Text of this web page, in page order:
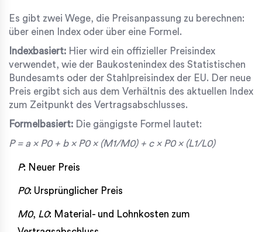
Es gibt zwei Wege, die Preisanpassung zu berechnen:
über einen Index oder über eine Formel.
Indexbasiert: Hier wird ein offizieller Preisindex
verwendet, wie der Baukostenindex des Statistischen
Bundesamts oder der Stahlpreisindex der EU. Der neue
Preis ergibt sich aus dem Verhältnis des aktuellen Index
zum Zeitpunkt des Vertragsabschlusses.
Formelbasiert: Die gängigste Formel lautet:
P = a × P0 + b × P0 × (M1/M0) + c × P0 × (L1/L0)
P: Neuer Preis
P0: Ursprünglicher Preis
M0, L0: Material- und Lohnkosten zum